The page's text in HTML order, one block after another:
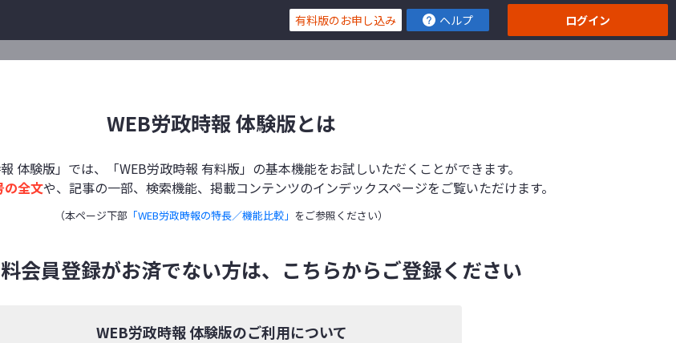
有料版のお申し込み ヘルプ ログイン
WEB労政時報 体験版とは
報 体験版」では、「WEB労政時報 有料版」の基本機能をお試しいただくことができます。
の全文や、記事の一部、検索機能、掲載コンテンツのインデックスページをご覧いただけます。
（本ページ下部 「WEB労政時報の特長／機能比較」 をご参照ください）
会員登録がお済でない方は、こちらからご登録ください
WEB労政時報 体験版のご利用について